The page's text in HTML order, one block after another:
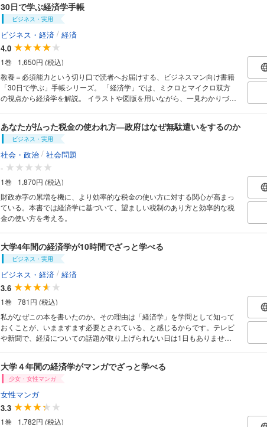
でざっと学べる』（井堀 利宏・著）、『［図解］大学4年間の経営学が
10時間でざっと学べる』（高橋 伸夫・著）、『［図解］大学4年間の金
融学が10時間でざっと学べる』（植田 和男・著）、『［図解］大学4年
間のマーケティングが10時間でざっと学べる』（阿部 誠・著）、『［図
解］大学4年間の統計学が10時間でざっと学べる』（倉田 博史・著）、
『［図解］大学4年間のデータサイエンスが10時間でざっと学べる』（久
野 遼平/木脇 太一・共著）の合本版です。 ※本商品は1冊に全巻を収録
した合本形式での配信となります。あらかじめご了承ください。 ※作品の
綴じ方向の関係で『［図解］大学4年間のデータサイエンスが10時間でざ
っと学べる』『［図解］大学4年間の統計学が10時間でざっと学べる』は
最終ページから開始されます。お読み頂く際には書籍のリンクより各作品
の冒頭に飛ぶことができます。
30日で学ぶ経済学手帳
ビジネス・実用
ビジネス・経済 / 経済
4.0
1巻
1,650円 (税込)
教養＝必須能力という切り口で読者へお届けする、ビジネスマン向け書籍
「30日で学ぶ」手帳シリーズ。 「経済学」では、ミクロとマイクロ双方
の視点から経済学を解説。 イラストや図版を用いながら、一見わかりづら
ーマ】 経済学とは何か ミクロ経済学 価格・需要・供給の関係性／需要曲
線・供給曲線／需要・供給の弾力性／家計の消費／価格変化と代替効果／
生産関数／費用曲線と利潤の最大化／完全競争／市場取引の利益／レント
／独占・寡占・複占／カルテル／繰り返しゲームとフォーク定理／コース
の定理 マクロ経済学 GDP(国内総生産）／三面等価の原則／物価指数／需
要とケインズ経済学／家計の消費行動／企業の投資行動／乗数効果／財政
赤字・公債／中央銀行の役割／一般物価水準と雇用／インフレ／成長モデ
ルと成長の収束／比較優位の原則／国際収支・為替レート／円高・円安
あなたが払った税金の使われ方―政府はなぜ無駄遣いをするのか
ビジネス・実用
社会・政治 / 社会問題
-
1巻
1,870円 (税込)
財政赤字の累増を機に、より効率的な税金の使い方に対する関心が高まっ
ている。本書では経済学に基づいて、望ましい税制のあり方と効率的な税
金の使い方を考える。
大学4年間の経済学が10時間でざっと学べる
ビジネス・実用
ビジネス・経済 / 経済
3.6
1巻
781円 (税込)
私がなぜこの本を書いたのか。その理由は「経済学」を学問として知って
おくことが、いまますます必要とされている、と感じるからです。テレビ
や新聞で、経済についての話題が取り上げられない日は1日もありませ
解するためには、経済学の思考の枠組みを身に付ける必要があります。
(「はじめに」より) 著者が東大で20年以上教えてきた「ミクロ」「マク
ロ」のエッセンスを、ぎゅっと1冊に凝縮! これからの時代を生き抜くため
に、すべての日本人に必要とされる教養としての経済学が、1日30分×20
項目=10時間で学べます。
大学４年間の経済学がマンガでざっと学べる
少女・女性マンガ
女性マンガ
3.3
1巻
1,782円 (税込)